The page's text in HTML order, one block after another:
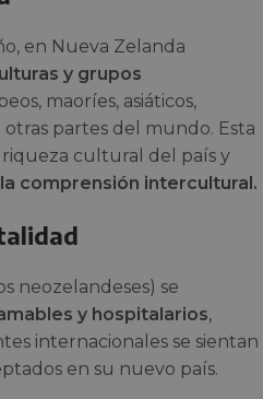
en Nueva Zelanda
y grupos
maoríes, asiáticos,
partes del mundo. Esta
cultural del país y
comprensión intercultural.
neozelandeses) se
y hospitalarios,
internacionales se sientan
en su nuevo país.